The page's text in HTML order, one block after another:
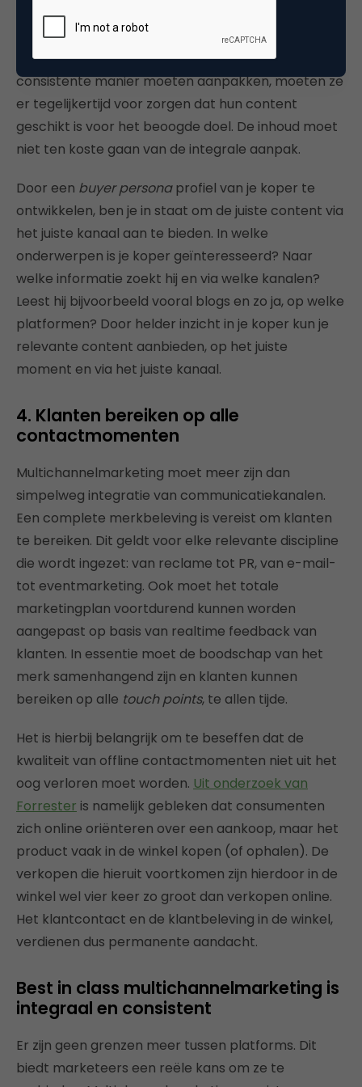
app of een banner op een website kunnen leiden
tot interactie. Dus terwijl bedrijven hun
merkcommunicatie en tone of voice op een
consistente manier moeten aanpakken, moeten ze
er tegelijkertijd voor zorgen dat hun content
geschikt is voor het beoogde doel. De inhoud moet
niet ten koste gaan van de integrale aanpak.
Door een buyer personaprofiel van je koper te
ontwikkelen, ben je in staat om de juiste content via
het juiste kanaal aan te bieden. In welke
onderwerpen is je koper geïnteresseerd? Naar
welke informatie zoekt hij en via welke kanalen?
Leest hij bijvoorbeeld vooral blogs en zo ja, op welke
platformen? Door helder inzicht in je koper kun je
relevante content aanbieden, op het juiste
moment en via het juiste kanaal.
4. Klanten bereiken op alle
contactmomenten
Multichannelmarketing moet meer zijn dan
simpelweg integratie van communicatiekanalen.
Een complete merkbeleving is vereist om klanten
te bereiken. Dit geldt voor elke relevante discipline
die wordt ingezet: van reclame tot PR, van e-mail-
tot eventmarketing. Ook moet het totale
marketingplan voortdurend kunnen worden
aangepast op basis van realtime feedback van
klanten. In essentie moet de boodschap van het
merk samenhangend zijn en klanten kunnen
bereiken op alle touch points, te allen tijde.
Het is hierbij belangrijk om te beseffen dat de
kwaliteit van offline contactmomenten niet uit het
oog verloren moet worden. Uit onderzoek van
Forrester is namelijk gebleken dat consumenten
zich online oriënteren over een aankoop, maar het
product vaak in de winkel kopen (of ophalen). De
verkopen die hieruit voortkomen zijn hierdoor in de
winkel wel vier keer zo groot dan verkopen online.
Het klantcontact en de klantbeleving in de winkel,
verdienen dus permanente aandacht.
Best in class multichannelmarketing is
integraal en consistent
Er zijn geen grenzen meer tussen platforms. ​​Dit
biedt marketeers een reële kans om ze te